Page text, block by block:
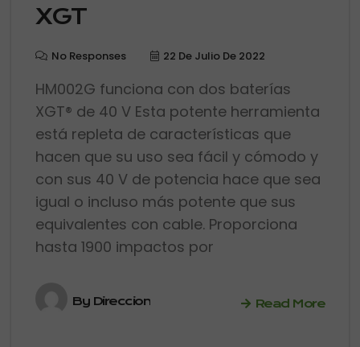
XGT
No Responses 22 De Julio De 2022
HM002G funciona con dos baterías
XGT® de 40 V Esta potente herramienta
está repleta de características que
hacen que su uso sea fácil y cómodo y
con sus 40 V de potencia hace que sea
igual o incluso más potente que sus
equivalentes con cable. Proporciona
hasta 1900 impactos por
By Direccion Read More